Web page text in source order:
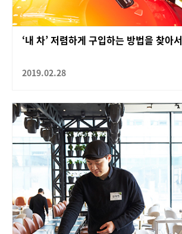
‘내 차’ 저렴하게 구입하는 방법을 찾아서
2019.02.28